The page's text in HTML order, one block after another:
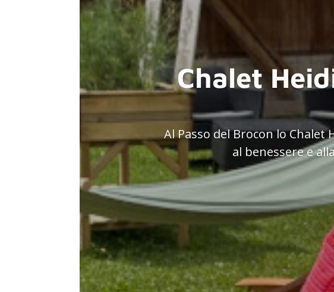
Chalet
Al Passo del Brocon lo
al benessere e